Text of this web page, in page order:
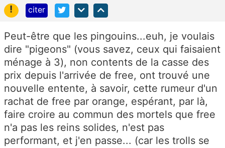
!
citer
Peut-être que les pingouins...euh, je voulais
dire "pigeons" (vous savez, ceux qui faisaient
ménage à 3), non contents de la casse des
prix depuis l'arrivée de free, ont trouvé une
nouvelle entente, à savoir, cette rumeur d'un
rachat de free par orange, espérant, par là,
faire croire au commun des mortels que free
n'a pas les reins solides, n'est pas
performant, et j'en passe... (car les trolls se